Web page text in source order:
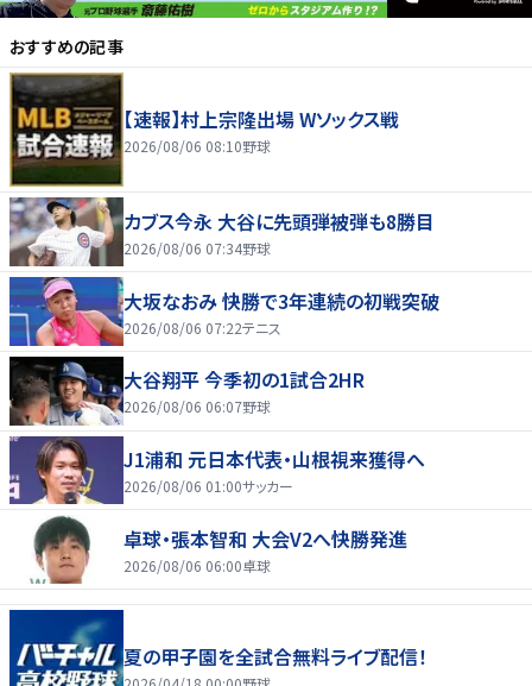
おすすめの記事
【速報】村上宗隆出場 Wソックス戦
2026/08/06 08:10野球
カブス今永 大谷に先頭弾被弾も8勝目
2026/08/06 07:34野球
大坂なおみ 快勝で3年連続の初戦突破
2026/08/06 07:22テニス
大谷翔平 今季初の1試合2HR
2026/08/06 06:07野球
J1浦和 元日本代表・山根視来獲得へ
2026/08/06 01:00サッカー
卓球・張本智和 大会V2へ快勝発進
2026/08/06 06:00卓球
夏の甲子園を全試合無料ライブ配信！